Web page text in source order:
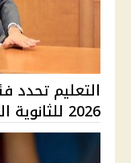
التعليم تحدد
2026 للثانوية العامة بالد...